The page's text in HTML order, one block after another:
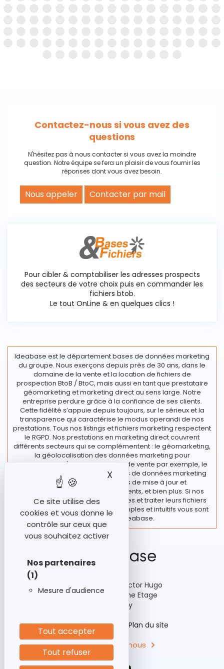
Contactez-nous si vous avez des
questions
N'hésitez pas à nous contacter si vous avez la moindre
question. Notre équipe se fera un plaisir de vous fournir les
réponses dont vous avez besoin.
Nous appeler Contacter par mail
Pour cibler & comptabiliser les adresses prospects
des secteurs de votre choix puis en commander les
fichiers btob.
Le tout OnLine & en quelques clics !
Ideabase est le département bases de données marketing
du groupe. Nous exerçons depuis près de 30 ans, dans le
domaine de la vente et la location de fichiers de
prospection BtoB / BtoC, mais aussi en tant que prestataire
géomarketing et marketing direct au sens large. Notre
entreprise perdure grâce à la confiance de ses clients.
Cette fidélité s’appuie depuis toujours, sur le sérieux et la
transparence qui caractérise le modus operandi de nos
prestations. Tous nos listings et fichiers marketing respectent
le RGPD. Nos prestations en marketing direct couvrent
différents secteurs qui se complémentent : le géomarketing,
la géolocalisation des données marketing pour
l’implantation d'un nouveau point de vente par exemple, le
traitement de vos fichiers et bases de données marketing
regroupant diverses actions de mise à jour et
enrichissement de vos fichiers clients, et bien plus. Si nos
clients souhaitent rester autonomes et traiter leurs fichiers
en interne, des outils marketing simples et intuitifs vous sont
proposés chez Ideabase.
92-98 Boulevard Victor Hugo
Bâtiment A3, 15ème Etage
92110 Clichy
Historique
Aides Plan du site
Contactez-nous
Ce site utilise des
cookies et vous donne le
contrôle sur ceux que
vous souhaitez activer
Nos partenaires
(1)
Mesure d'audience
Tout accepter
Tout refuser
X Masquer le bandeau